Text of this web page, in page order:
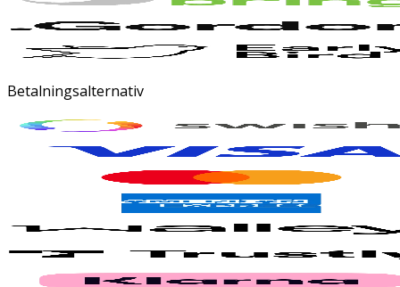
Betalningsalternativ